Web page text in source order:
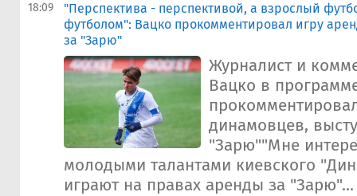
18:09
"Перспектива - перспективой, а взрослый
футболом": Вацко прокомментировал игру
за "Зарю"
Журналист и
Вацко в
динамовцев,
"Зарю""Мне
молодыми талантами киевского
играют на правах аренды за "Зарю"...